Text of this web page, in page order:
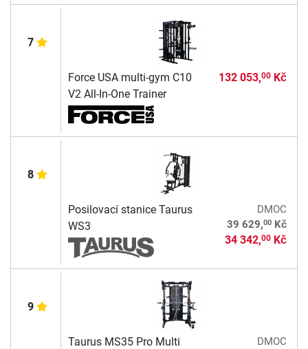
7
Force USA multi-gym C10
V2 All-In-One Trainer
132 053,00Kč
8
Posilovací stanice Taurus
WS3
DMOC
39 629,00Kč
34 342,00Kč
9
Taurus MS35 Pro Multi
DMOC